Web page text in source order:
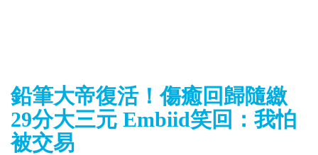
鉛筆大帝復活！傷癒回歸隨繳
29分大三元 Embiid笑回：我怕
被交易